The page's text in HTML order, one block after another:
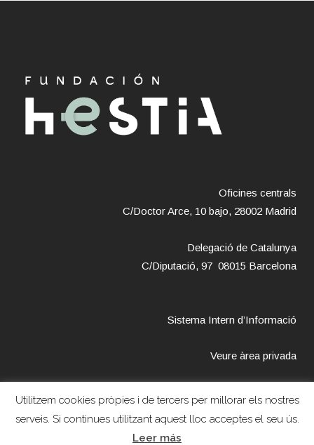
Oficines centrals
C/Doctor Arce, 10 bajo, 28002 Madrid
Delegació de Catalunya
C/Diputació, 97 08015 Barcelona
Sistema Intern d’Informació
Veure àrea privada
Copyright © 2018 – Fundación Hestia – Avís legal
Utilitzem cookies pròpies i de tercers per millorar els nostres
serveis. Si continues utilitzant aquest lloc acceptes el seu ús.
Leer más